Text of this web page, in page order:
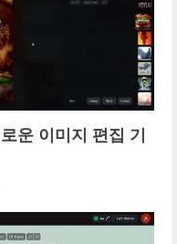
운 이미지 편집 기